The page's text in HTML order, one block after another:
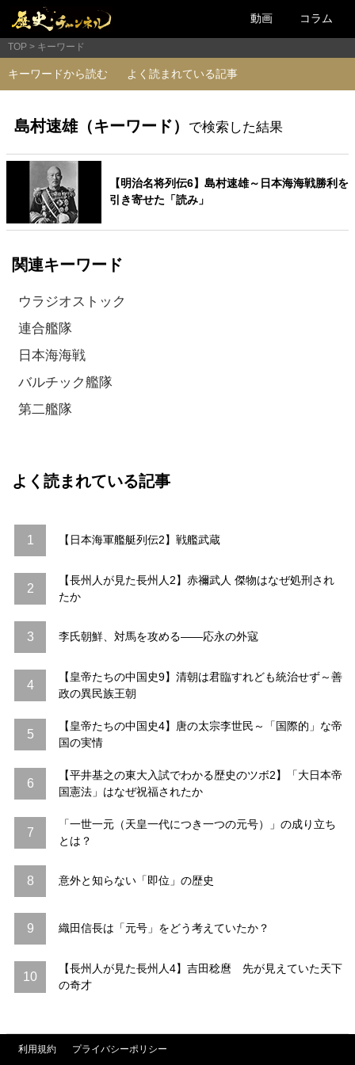
動画 コラム
TOP キーワード
キーワードから読む よく読まれている記事
島村速雄（キーワード） で検索した結果
【明治名将列伝6】島村速雄～日本海海戦勝利を
引き寄せた「読み」
関連キーワード
ウラジオストック
連合艦隊
日本海海戦
バルチック艦隊
第二艦隊
よく読まれている記事
1 【日本海軍艦艇列伝2】戦艦武蔵
2
【長州人が見た長州人2】赤禰武人 傑物はなぜ処刑され
たか
3 李氏朝鮮、対馬を攻める――応永の外寇
4
【皇帝たちの中国史9】清朝は君臨すれども統治せず～善
政の異民族王朝
5
【皇帝たちの中国史4】唐の太宗李世民～「国際的」な帝
国の実情
6
【平井基之の東大入試でわかる歴史のツボ2】「大日本帝
国憲法」はなぜ祝福されたか
7
「一世一元（天皇一代につき一つの元号）」の成り立ち
とは？
8 意外と知らない「即位」の歴史
9 織田信長は「元号」をどう考えていたか？
10
【長州人が見た長州人4】吉田稔麿 先が見えていた天下
の奇才
利用規約 プライバシーポリシー